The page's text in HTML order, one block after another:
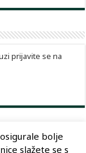
prijavite se na
bolje
slažete se s